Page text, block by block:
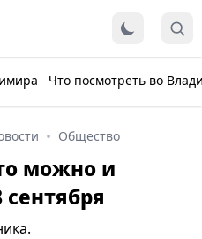
Что посмотреть во
Общество
можно и
сентября